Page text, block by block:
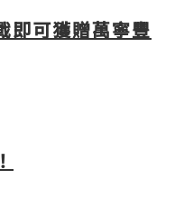
即可獲贈萬寧豐